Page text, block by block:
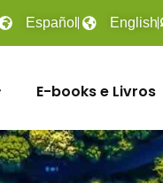
Español English
E-books e Livros